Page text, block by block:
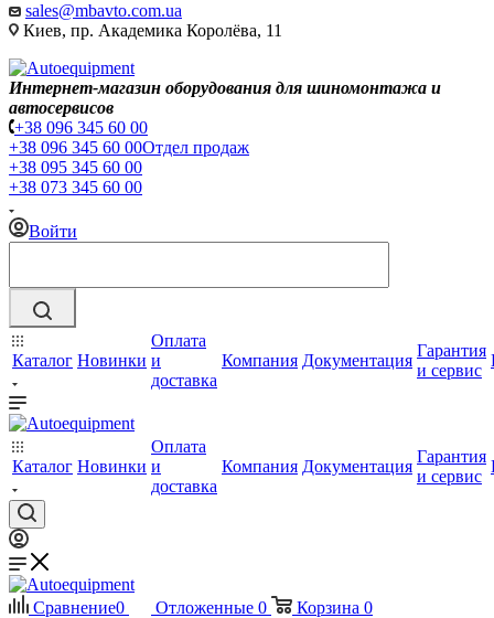
sales@mbavto.com.ua
Киев, пр. Академика Королёва, 11
Интернет-магазин оборудования для шиномонтажа и
автосервисов
+38 096 345 60 00
+38 096 345 60 00Отдел продаж
+38 095 345 60 00
+38 073 345 60 00
Войти
Каталог Новинки
Оплата
и
доставка
Компания Документация
Гарантия
и сервис
Каталог Новинки
Оплата
и
доставка
Компания Документация
Гарантия
и сервис
Сравнение0 Отложенные 0 Корзина 0